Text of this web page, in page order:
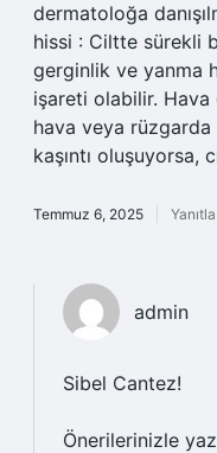
dermatoloğa
hissi : Ciltte sürekli
gerginlik ve yanma
işareti olabilir.
hava veya rüzgarda
kaşıntı oluşuyorsa,
Temmuz 6, 2025 Yanıtla
admin
Sibel Cantez!
Önerilerinizle